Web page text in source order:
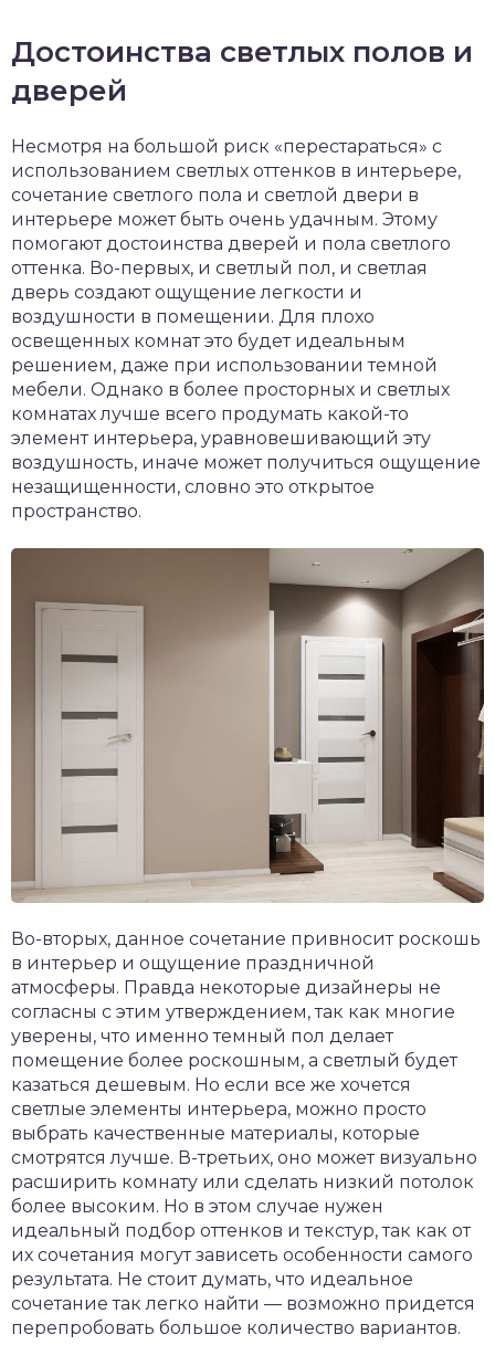
Достоинства светлых полов и
дверей
Несмотря на большой риск «перестараться» с
использованием светлых оттенков в интерьере,
сочетание светлого пола и светлой двери в
интерьере может быть очень удачным. Этому
помогают достоинства дверей и пола светлого
оттенка. Во-первых, и светлый пол, и светлая
дверь создают ощущение легкости и
воздушности в помещении. Для плохо
освещенных комнат это будет идеальным
решением, даже при использовании темной
мебели. Однако в более просторных и светлых
комнатах лучше всего продумать какой-то
элемент интерьера, уравновешивающий эту
воздушность, иначе может получиться ощущение
незащищенности, словно это открытое
пространство.
Во-вторых, данное сочетание привносит роскошь
в интерьер и ощущение праздничной
атмосферы. Правда некоторые дизайнеры не
согласны с этим утверждением, так как многие
уверены, что именно темный пол делает
помещение более роскошным, а светлый будет
казаться дешевым. Но если все же хочется
светлые элементы интерьера, можно просто
выбрать качественные материалы, которые
смотрятся лучше. В-третьих, оно может визуально
расширить комнату или сделать низкий потолок
более высоким. Но в этом случае нужен
идеальный подбор оттенков и текстур, так как от
их сочетания могут зависеть особенности самого
результата. Не стоит думать, что идеальное
сочетание так легко найти — возможно придется
перепробовать большое количество вариантов.